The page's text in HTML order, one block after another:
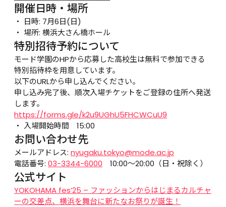
開催日時・場所
日時: 7月6日(日)
場所: 横浜大さん橋ホール
特別招待予約について
モード学園のHPから応募した高校生は無料で参加できる
特別招待枠を用意しています。
以下のURLから申し込んでください。
申し込み完了後、順次入場チケットをご登録の住所へ発送
します。
https://forms.gle/k2u9UGhU5FHCWCuU9
入場開始時間　15:00
お問い合わせ先
メールアドレス: nyugaku.tokyo@mode.ac.jp
電話番号: 03-3344-6000 10:00～20:00（日・祝除く）
公式サイト
YOKOHAMA fes’25 – ファッションからはじまるカルチャ
ーの交差点、横浜を舞台に新たなお祭りが誕生！